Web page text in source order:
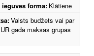
forma: Klātiene
Valsts budžets vai par
gadā maksas grupās